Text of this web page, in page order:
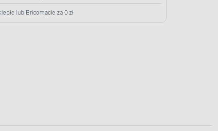
lub Bricomacie za 0 zł